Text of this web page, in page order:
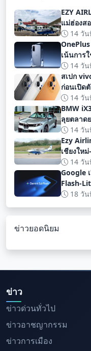
EZY
แม่ฮ่องส
14 วั
เน้นการ
ทางการ
14 วั
สเปก
ก่อนเปิด
14 วั
BMW
ลุยตลาด
14 วั
Ezy
เชียงให
14 วั
Google
Flash-
สำหรับ
18 วั
ข่าวยอดนิยม
ข่าว
ข่าวด่วนทั่วไป
ข่าวอาชญากรรม
ข่าวการเมือง